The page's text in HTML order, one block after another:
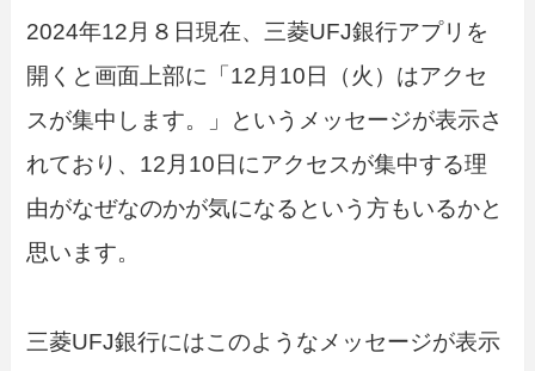
2024年12月８日現在、三菱UFJ銀行アプリを
開くと画面上部に「12月10日（火）はアクセ
スが集中します。」というメッセージが表示さ
れており、12月10日にアクセスが集中する理
由がなぜなのかが気になるという方もいるかと
思います。
三菱UFJ銀行にはこのようなメッセージが表示